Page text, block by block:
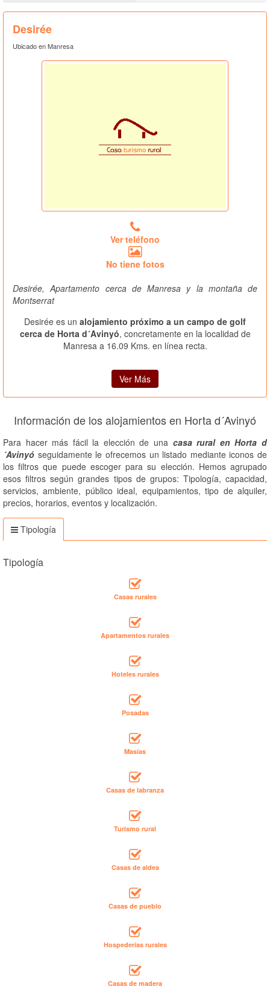
Desirée
Ubicado en Manresa
Ver teléfono
No tiene fotos
Desirée, Apartamento cerca de Manresa y la montaña de
Montserrat
Desirée es un alojamiento próximo a un campo de golf
cerca de Horta d´Avinyó, concretamente en la localidad de
Manresa a 16.09 Kms. en línea recta.
Ver Más
Información de los alojamientos en Horta d´Avinyó
Para hacer más fácil la elección de una casa rural en Horta d
´Avinyó seguidamente le ofrecemos un listado mediante iconos de
los filtros que puede escoger para su elección. Hemos agrupado
esos filtros según grandes tipos de grupos: Tipología, capacidad,
servicios, ambiente, público ideal, equipamientos, tipo de alquiler,
precios, horarios, eventos y localización.
Tipología
Tipología
Casas rurales
Apartamentos rurales
Hoteles rurales
Posadas
Masías
Casas de labranza
Turismo rural
Casas de aldea
Casas de pueblo
Hospederías rurales
Casas de madera